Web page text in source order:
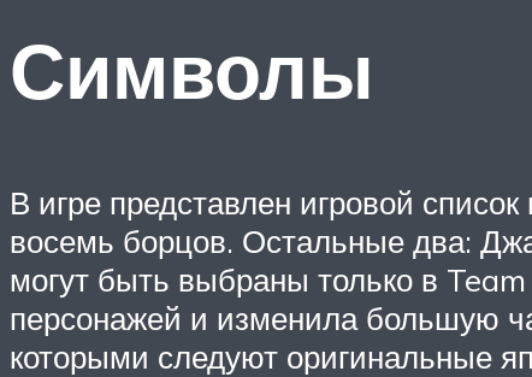
Символы
В игре представлен игровой
восемь борцов. Остальные два:
могут быть выбраны только в
персонажей и изменила большую
которыми следуют оригинальные